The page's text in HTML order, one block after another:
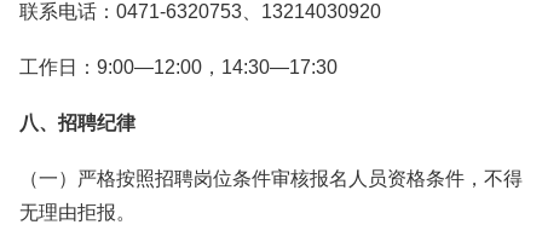
联系电话：0471-6320753、13214030920
工作日：9:00—12:00，14:30—17:30
八、招聘纪律
（一）严格按照招聘岗位条件审核报名人员资格条件，不得
无理由拒报。